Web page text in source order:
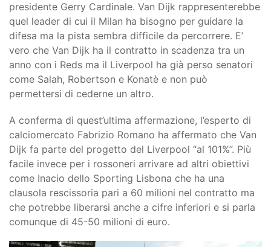
presidente Gerry Cardinale. Van Dijk rappresenterebbe
quel leader di cui il Milan ha bisogno per guidare la
difesa ma la pista sembra difficile da percorrere. E’
vero che Van Dijk ha il contratto in scadenza tra un
anno con i Reds ma il Liverpool ha già perso senatori
come Salah, Robertson e Konatè e non può
permettersi di cederne un altro.
A conferma di quest’ultima affermazione, l’esperto di
calciomercato Fabrizio Romano ha affermato che Van
Dijk fa parte del progetto del Liverpool “al 101%”. Più
facile invece per i rossoneri arrivare ad altri obiettivi
come Inacio dello Sporting Lisbona che ha una
clausola rescissoria pari a 60 milioni nel contratto ma
che potrebbe liberarsi anche a cifre inferiori e si parla
comunque di 45-50 milioni di euro.